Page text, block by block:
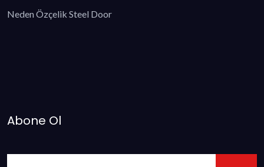
Neden Özçelik Steel Door
Abone Ol